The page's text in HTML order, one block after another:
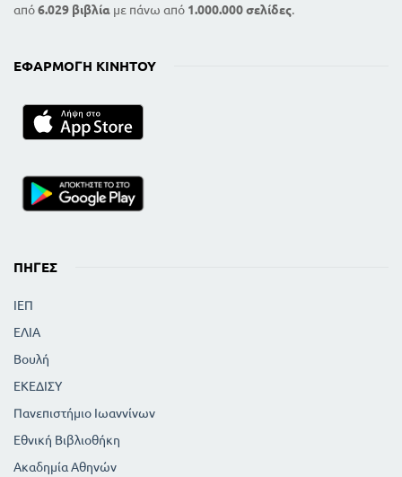
από6.029 βιβλία με πάνω από 1.000.000 σελίδες.
ΕΦΑΡΜΟΓΉ ΚΙΝΗΤΟΎ
ΠΗΓΈΣ
ΙΕΠ
ΕΛΙΑ
Βουλή
ΕΚΕΔΙΣΥ
Πανεπιστήμιο Ιωαννίνων
Εθνική Βιβλιοθήκη
Ακαδημία Αθηνών